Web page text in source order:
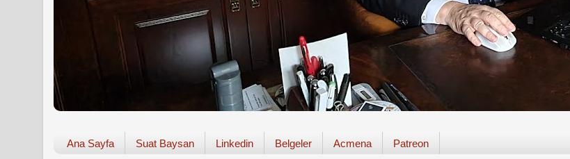
Ana Sayfa Suat Baysan Linkedin Belgeler Acmena Patreon